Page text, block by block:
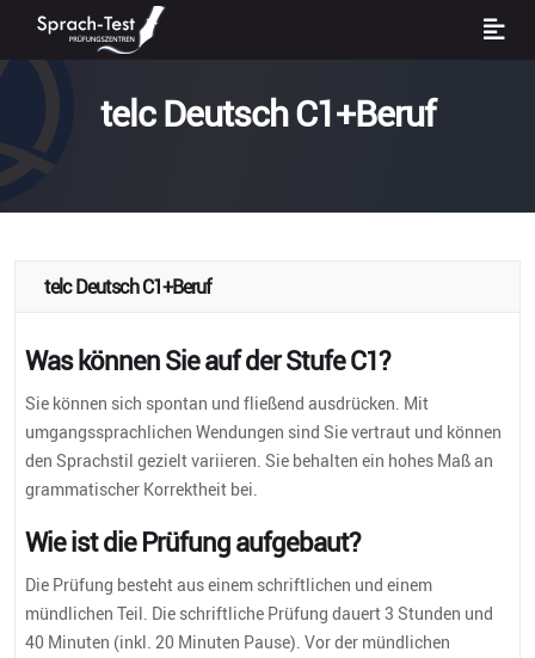
telc Deutsch C1+Beruf
telc Deutsch C1+Beruf
Was können Sie auf der Stufe C1?
Sie können sich spontan und fließend ausdrücken. Mit
umgangssprachlichen Wendungen sind Sie vertraut und können
den Sprachstil gezielt variieren. Sie behalten ein hohes Maß an
grammatischer Korrektheit bei.
Wie ist die Prüfung aufgebaut?
Die Prüfung besteht aus einem schriftlichen und einem
mündlichen Teil. Die schriftliche Prüfung dauert 3 Stunden und
40 Minuten (inkl. 20 Minuten Pause). Vor der mündlichen